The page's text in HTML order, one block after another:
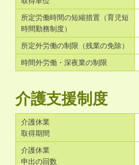
所定労働時間の短縮措置（育児短
時間勤務制度）
所定外労働の制限（残業の免除）
時間外労働・深夜業の制限
介護支援制度
介護休業
取得期間
介護休業
申出の回数